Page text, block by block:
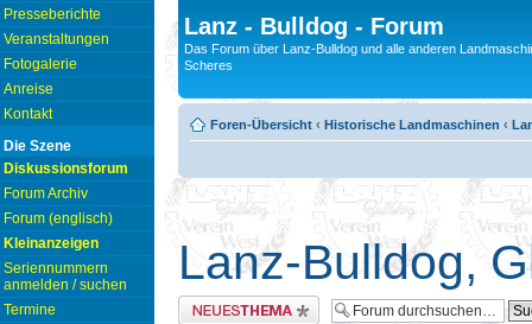
Presseberichte
Veranstaltungen
Fotogalerie
Anreise
Kontakt
Die Szene
Diskussionsforum
Forum Archiv
Forum (englisch)
Kleinanzeigen
Seriennummern
anmelden / suchen
Termine
Lanz - Bulldog - Forum
Das Forum über Lanz-Bulldog und alle anderen
Scheres
Foren-Übersicht ‹ Historische Landmaschinen ‹
Lanz-Bulldog,
Neues Thema erstellen